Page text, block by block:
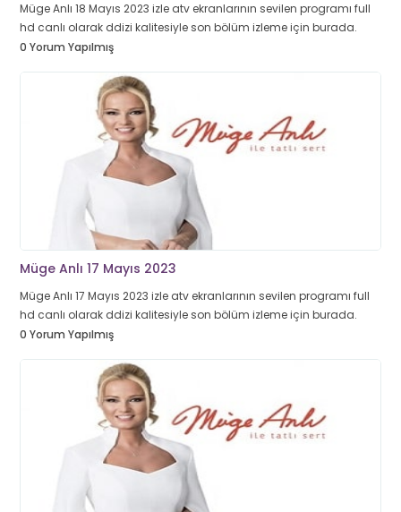
Müge Anlı 18 Mayıs 2023 izle atv ekranlarının sevilen programı full
hd canlı olarak ddizi kalitesiyle son bölüm izleme için burada.
0 Yorum Yapılmış
Müge Anlı 17 Mayıs 2023
Müge Anlı 17 Mayıs 2023 izle atv ekranlarının sevilen programı full
hd canlı olarak ddizi kalitesiyle son bölüm izleme için burada.
0 Yorum Yapılmış